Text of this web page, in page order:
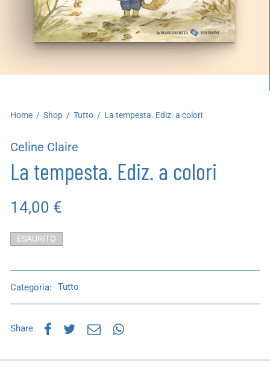
Home / Shop / Tutto / La tempesta. Ediz. a colori
Celine Claire
La tempesta. Ediz. a colori
14,00 €
ESAURITO
Categoria: Tutto
Share